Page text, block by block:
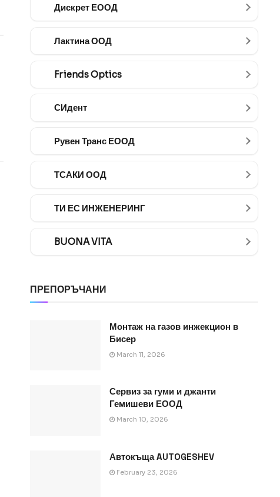
Дискрет ЕООД
Лактина ООД
Friends Optics
СИдент
Рувен Транс ЕООД
ТСАКИ ООД
ТИ ЕС ИНЖЕНЕРИНГ
BUONA VITA
ПРЕПОРЪЧАНИ
Монтаж на газов инжекцион в
Бисер
March 11, 2026
Сервиз за гуми и джанти
Гемишеви ЕООД
March 10, 2026
Автокъща AUTOGESHEV
February 23, 2026